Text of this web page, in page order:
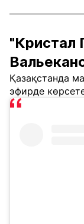
"Кристал
Қазақстанда
эфирде